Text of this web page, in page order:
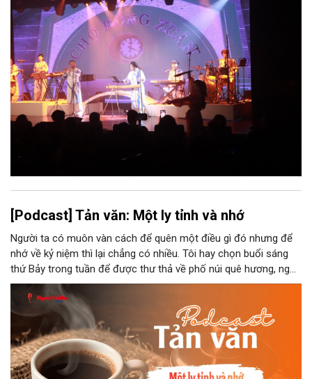
[Podcast] Tản văn: Một ly tỉnh và nhớ
Người ta có muôn vàn cách để quên một điều gì đó nhưng để
nhớ về kỷ niệm thì lại chẳng có nhiều. Tôi hay chọn buổi sáng
thứ Bảy trong tuần để được thư thả về phố núi quê hương, ngồi
đợi giọt đắng của đất đai, mưa nắng điểm từng nhịp xuống
chiếc ly sứ như đợi thời gian mở cánh cửa diệu kì của mình.